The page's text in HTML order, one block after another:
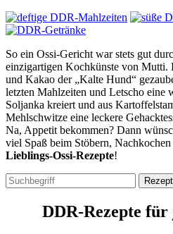
So ein Ossi-Gericht war stets gut
einzigartigen Kochkünste von Mutti.
und Kakao der „Kalte Hund“
letzten Mahlzeiten und Letscho eine
Soljanka kreiert und aus
Mehlschwitze eine leckere
Na, Appetit bekommen? Dann
viel Spaß beim Stöbern,
Lieblings-Ossi-Rezepte!
DDR-Rezepte für